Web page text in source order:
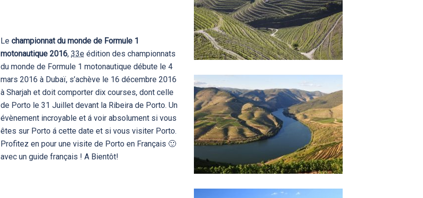
Le championnat du monde de Formule 1
motonautique 2016, 33e édition des championnats
du monde de Formule 1 motonautique débute le 4
mars 2016 à Dubaï, s’achève le 16 décembre 2016
à Sharjah et doit comporter dix courses, dont celle
de Porto le 31 Juillet devant la Ribeira de Porto. Un
évènement incroyable et á voir absolument si vous
êtes sur Porto á cette date et si vous visiter Porto.
Profitez en pour une visite de Porto en Français 🙂
avec un guide français ! A Bientôt!